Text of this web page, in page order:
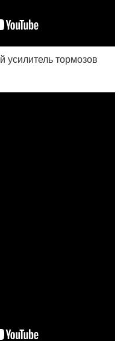
усилитель тормозов